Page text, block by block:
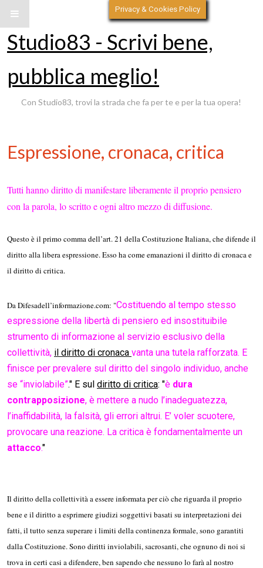
Studio83 - Scrivi bene,
pubblica meglio!
Con Studio83, trovi la strada che fa per te e per la tua opera!
Espressione, cronaca, critica
Tutti hanno diritto di manifestare liberamente il proprio pensiero
con la parola, lo scritto e ogni altro mezzo di diffusione.
Questo è il primo comma dell’art. 21 della Costituzione Italiana, che difende il
diritto alla libera espressione. Esso ha come emanazioni il diritto di cronaca e
il diritto di critica.
Da Difesadell’informazione.com: "Costituendo al tempo stesso
espressione della libertà di pensiero ed insostituibile
strumento di informazione al servizio esclusivo della
collettività, il diritto di cronaca vanta una tutela rafforzata. E
finisce per prevalere sul diritto del singolo individuo, anche
se “inviolabile”." E sul diritto di critica: "è dura
contrapposizione, è mettere a nudo l’inadeguatezza,
l’inaffidabilità, la falsità, gli errori altrui. E’ voler scuotere,
provocare una reazione. La critica è fondamentalmente un
attacco."
Il diritto della collettività a essere informata per ciò che riguarda il proprio
bene e il diritto a esprimere giudizi soggettivi basati su interpretazioni dei
fatti, il tutto senza superare i limiti della continenza formale, sono garantiti
dalla Costituzione. Sono diritti inviolabili, sacrosanti, che ognuno di noi si
trova in certi casi a difendere, ben sapendo che nessuno lo farà al nostro
Privacy & Cookies Policy